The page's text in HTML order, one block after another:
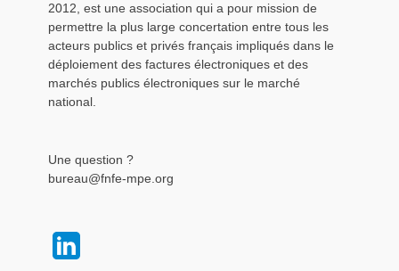
2012, est une association qui a pour mission de
permettre la plus large concertation entre tous les
acteurs publics et privés français impliqués dans le
déploiement des factures électroniques et des
marchés publics électroniques sur le marché
national.
Une question ?
bureau@fnfe-mpe.org